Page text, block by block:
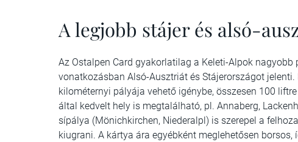
A legjobb stájer és alsó-
Az Ostalpen Card gyakorlatilag a Keleti-Alpok
vonatkozásban Alsó-Ausztriát és Stájerországot
kilométernyi pályája vehető igénybe, összesen 100
által kedvelt hely is megtalálható, pl. Annaberg,
sípálya (Mönichkirchen, Niederalpl) is szerepel a
kiugrani. A kártya ára egyébként meglehetősen